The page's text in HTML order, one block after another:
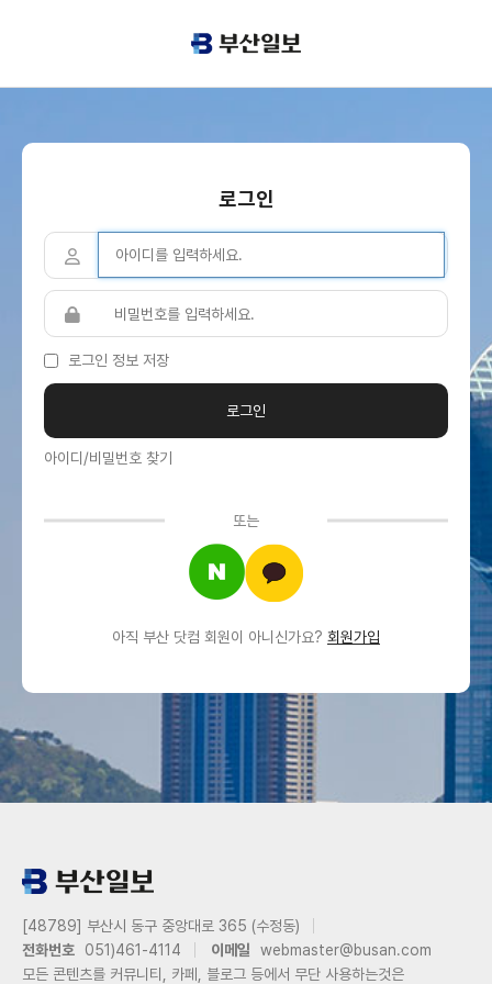
로그인
로그인 정보 저장
아이디/비밀번호 찾기
또는
아직 부산 닷컴 회원이 아니신가요? 회원가입
[48789] 부산시 동구 중앙대로 365 (수정동)
전화번호
051)461-4114 이메일
webmaster@busan.com
모든 콘텐츠를 커뮤니티, 카페, 블로그 등에서 무단 사용하는것은